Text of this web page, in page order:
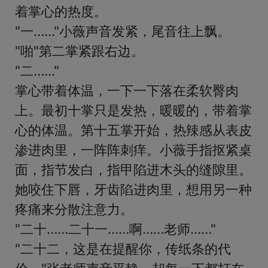
着掌心的热度。
"一……"小薇声音发紧，尾音往上飘。
"啪"第二掌紧跟右边。
"二……"
掌心带着体温，一下一下落在柔软臀肉
上。最初十掌只是发热，暖暖的，带着掌
心的体温。第十五掌开始，热辣感从表皮
渗进肉里，一阵阵刺痒。小薇手指抠紧桌
面，指节发白，指甲陷进木头的缝隙里。
她咬住下唇，牙齿陷进肉里，想用另一种
疼痛来分散注意力。
"二十……二十一……啊……老师……"
"二十二，这是在提醒你，传纸条的代